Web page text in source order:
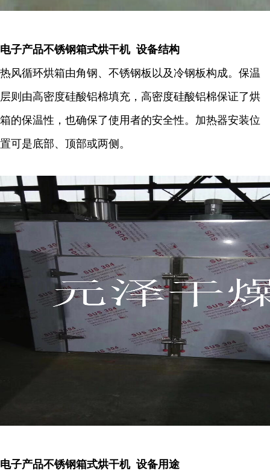
电子产品不锈钢箱式烘干机 设备结构
热风循环烘箱由角钢、不锈钢板以及冷钢板构成。保温
层则由高密度硅酸铝棉填充，高密度硅酸铝棉保证了烘
箱的保温性，也确保了使用者的安全性。加热器安装位
置可是底部、顶部或两侧。
电子产品不锈钢箱式烘干机 设备用途